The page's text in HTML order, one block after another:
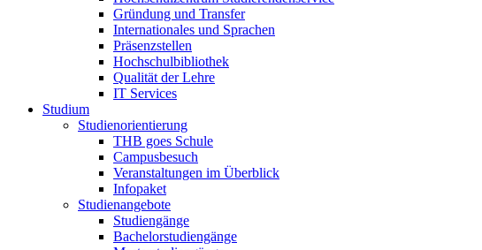
Gründung und Transfer
Internationales und Sprachen
Präsenzstellen
Hochschulbibliothek
Qualität der Lehre
IT Services
Studium
Studienorientierung
THB goes Schule
Campusbesuch
Veranstaltungen im Überblick
Infopaket
Studienangebote
Studiengänge
Bachelorstudiengänge